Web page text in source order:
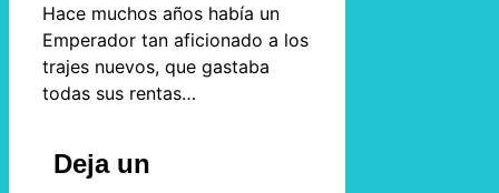
Hace muchos años había un
Emperador tan aficionado a los
trajes nuevos, que gastaba
todas sus rentas…
Deja un